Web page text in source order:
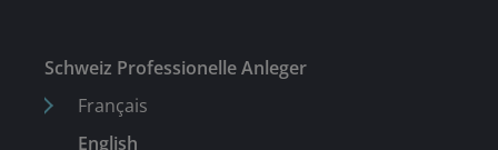
Schweiz Professionelle Anleger
Français
English